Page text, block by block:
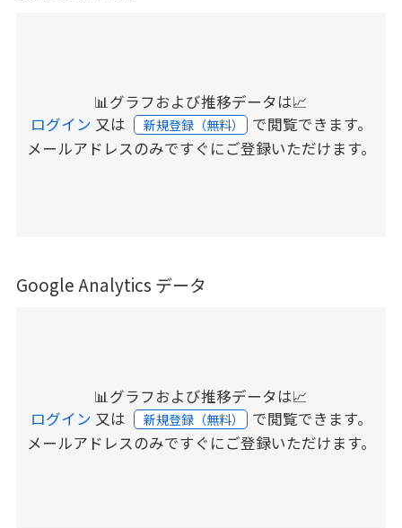
📊グラフおよび推移データは📈
ログイン 又は 新規登録（無料） で閲覧できます。
メールアドレスのみですぐにご登録いただけます。
Google Analytics データ
📊グラフおよび推移データは📈
ログイン 又は 新規登録（無料） で閲覧できます。
メールアドレスのみですぐにご登録いただけます。